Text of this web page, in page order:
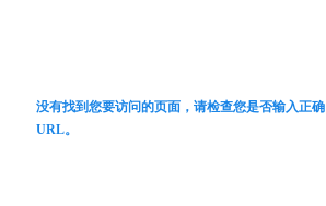
没有找到您要访问的页面，请检查您是否输入正确
URL。